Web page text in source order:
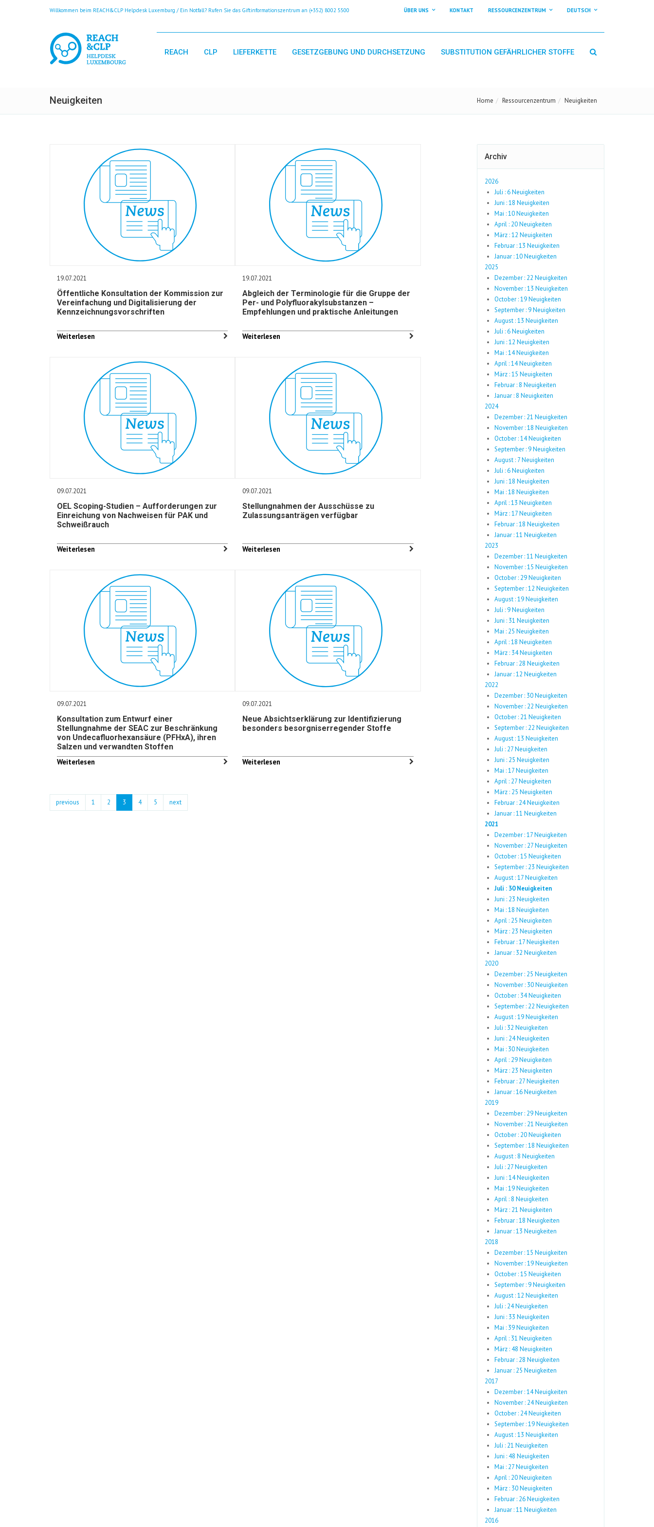
Willkommen beim REACH&CLP Helpdesk Luxemburg / Ein Notfall? Rufen Sie das Giftinformationszentrum an (+352) 8002 5500 ÜBER UNS KONTAKT RESSOURCENZENTRUM DEUTSCH
REACH CLP LIEFERKETTE GESETZGEBUNG UND DURCHSETZUNG SUBSTITUTION GEFÄHRLICHER STOFFE
Neuigkeiten Home Ressourcenzentrum Neuigkeiten
19.07.2021
Öffentliche Konsultation der Kommission zur
Vereinfachung und Digitalisierung der
Kennzeichnungsvorschriften
Weiterlesen
19.07.2021
Abgleich der Terminologie für die Gruppe der
Per- und Polyfluorakylsubstanzen –
Empfehlungen und praktische Anleitungen
Weiterlesen
09.07.2021
OEL Scoping-Studien – Aufforderungen zur
Einreichung von Nachweisen für PAK und
Schweißrauch
Weiterlesen
09.07.2021
Stellungnahmen der Ausschüsse zu
Zulassungsanträgen verfügbar
Weiterlesen
09.07.2021
Konsultation zum Entwurf einer
Stellungnahme der SEAC zur Beschränkung
von Undecafluorhexansäure (PFHxA), ihren
Salzen und verwandten Stoffen
Weiterlesen
09.07.2021
Neue Absichtserklärung zur Identifizierung
besonders besorgniserregender Stoffe
Weiterlesen
previous 1 2 3 4 5 next
Archiv
2026
Juli : 6 Neuigkeiten
Juni : 18 Neuigkeiten
Mai : 10 Neuigkeiten
April : 20 Neuigkeiten
März : 12 Neuigkeiten
Februar : 13 Neuigkeiten
Januar : 10 Neuigkeiten
2025
Dezember : 22 Neuigkeiten
November : 13 Neuigkeiten
October : 19 Neuigkeiten
September : 9 Neuigkeiten
August : 13 Neuigkeiten
Juli : 6 Neuigkeiten
Juni : 12 Neuigkeiten
Mai : 14 Neuigkeiten
April : 14 Neuigkeiten
März : 15 Neuigkeiten
Februar : 8 Neuigkeiten
Januar : 8 Neuigkeiten
2024
Dezember : 21 Neuigkeiten
November : 18 Neuigkeiten
October : 14 Neuigkeiten
September : 9 Neuigkeiten
August : 7 Neuigkeiten
Juli : 6 Neuigkeiten
Juni : 18 Neuigkeiten
Mai : 18 Neuigkeiten
April : 13 Neuigkeiten
März : 17 Neuigkeiten
Februar : 18 Neuigkeiten
Januar : 11 Neuigkeiten
2023
Dezember : 11 Neuigkeiten
November : 15 Neuigkeiten
October : 29 Neuigkeiten
September : 12 Neuigkeiten
August : 19 Neuigkeiten
Juli : 9 Neuigkeiten
Juni : 31 Neuigkeiten
Mai : 25 Neuigkeiten
April : 18 Neuigkeiten
März : 34 Neuigkeiten
Februar : 28 Neuigkeiten
Januar : 12 Neuigkeiten
2022
Dezember : 30 Neuigkeiten
November : 22 Neuigkeiten
October : 21 Neuigkeiten
September : 22 Neuigkeiten
August : 13 Neuigkeiten
Juli : 27 Neuigkeiten
Juni : 25 Neuigkeiten
Mai : 17 Neuigkeiten
April : 27 Neuigkeiten
März : 25 Neuigkeiten
Februar : 24 Neuigkeiten
Januar : 11 Neuigkeiten
2021
Dezember : 17 Neuigkeiten
November : 27 Neuigkeiten
October : 15 Neuigkeiten
September : 23 Neuigkeiten
August : 17 Neuigkeiten
Juli : 30 Neuigkeiten
Juni : 23 Neuigkeiten
Mai : 18 Neuigkeiten
April : 25 Neuigkeiten
März : 23 Neuigkeiten
Februar : 17 Neuigkeiten
Januar : 32 Neuigkeiten
2020
Dezember : 25 Neuigkeiten
November : 30 Neuigkeiten
October : 34 Neuigkeiten
September : 22 Neuigkeiten
August : 19 Neuigkeiten
Juli : 32 Neuigkeiten
Juni : 24 Neuigkeiten
Mai : 30 Neuigkeiten
April : 29 Neuigkeiten
März : 23 Neuigkeiten
Februar : 27 Neuigkeiten
Januar : 16 Neuigkeiten
2019
Dezember : 29 Neuigkeiten
November : 21 Neuigkeiten
October : 20 Neuigkeiten
September : 18 Neuigkeiten
August : 8 Neuigkeiten
Juli : 27 Neuigkeiten
Juni : 14 Neuigkeiten
Mai : 19 Neuigkeiten
April : 8 Neuigkeiten
März : 21 Neuigkeiten
Februar : 18 Neuigkeiten
Januar : 13 Neuigkeiten
2018
Dezember : 15 Neuigkeiten
November : 19 Neuigkeiten
October : 15 Neuigkeiten
September : 9 Neuigkeiten
August : 12 Neuigkeiten
Juli : 24 Neuigkeiten
Juni : 33 Neuigkeiten
Mai : 39 Neuigkeiten
April : 31 Neuigkeiten
März : 48 Neuigkeiten
Februar : 28 Neuigkeiten
Januar : 25 Neuigkeiten
2017
Dezember : 14 Neuigkeiten
November : 24 Neuigkeiten
October : 24 Neuigkeiten
September : 19 Neuigkeiten
August : 13 Neuigkeiten
Juli : 21 Neuigkeiten
Juni : 48 Neuigkeiten
Mai : 27 Neuigkeiten
April : 20 Neuigkeiten
März : 30 Neuigkeiten
Februar : 26 Neuigkeiten
Januar : 11 Neuigkeiten
2016